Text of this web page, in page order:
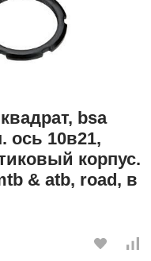
bsa
ось 10в21,
корпус.
& atb, road, в